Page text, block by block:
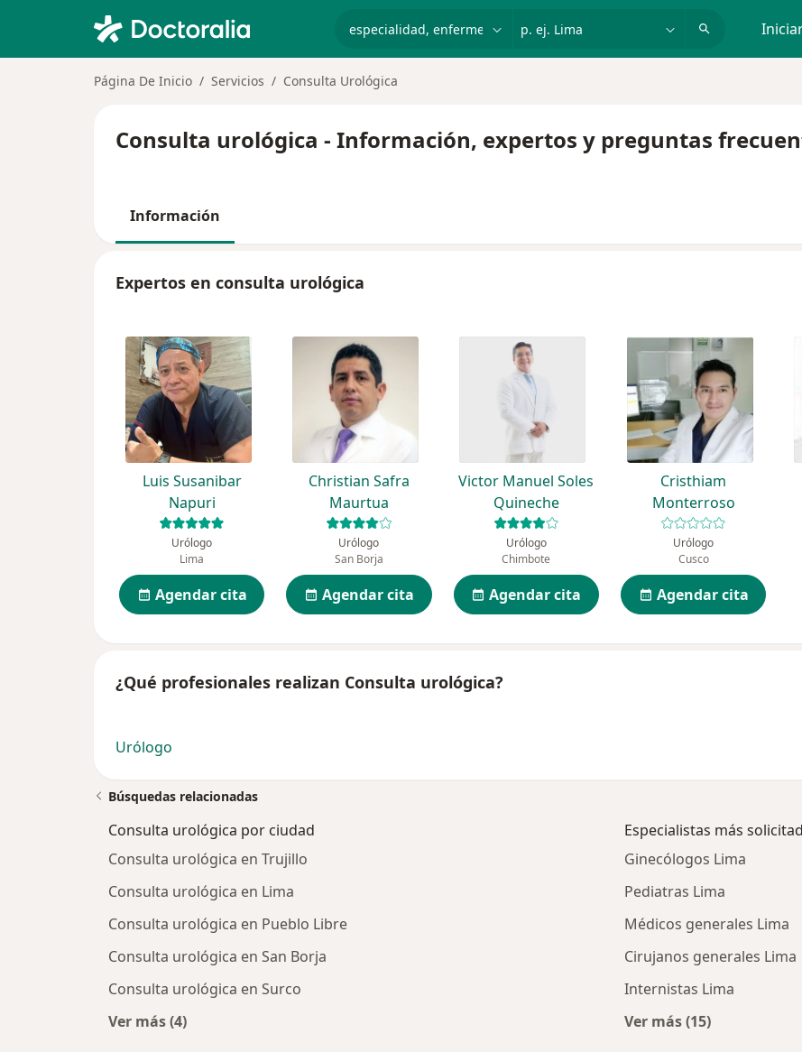
Página De Inicio Servicios Consulta Urológica
Consulta urológica - Información, expertos y preguntas
Información
Expertos en consulta urológica
Luis Susanibar
Napuri
Urólogo
Lima
Agendar cita
Christian Safra
Maurtua
Urólogo
San Borja
Agendar cita
Victor Manuel Soles
Quineche
Urólogo
Chimbote
Agendar cita
Cristhiam
Monterroso
Urólogo
Cusco
Agendar cita
¿Qué profesionales realizan Consulta urológica?
Urólogo
Búsquedas relacionadas
Consulta urológica por ciudad
Consulta urológica en Trujillo
Consulta urológica en Lima
Consulta urológica en Pueblo Libre
Consulta urológica en San Borja
Consulta urológica en Surco
Ver más (4)
Especialistas más
Ginecólogos Lima
Pediatras Lima
Médicos generales Lima
Cirujanos generales Lima
Internistas Lima
Ver más (15)